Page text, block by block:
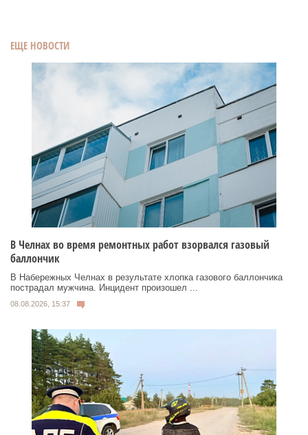
ЕЩЕ НОВОСТИ
В Челнах во время ремонтных работ взорвался газовый
баллончик
В Набережных Челнах в результате хлопка газового баллончика
пострадал мужчина. Инцидент произошел ...
08.08.2026, 15:37